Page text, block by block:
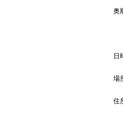
奥
日
場
住